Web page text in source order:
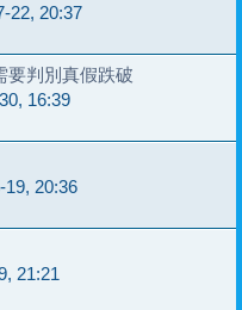
22, 20:37
要判別真假跌破
16:39
19, 20:36
21:21